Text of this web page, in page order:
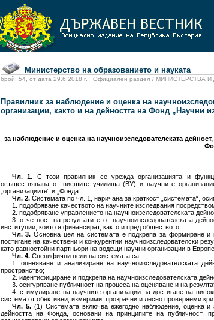
Министерство на образованието и науката
брой: 54, от дата 29.6.2018 г. Официален раздел / МИНИСТЕРСТВА
Правилник за наблюдение и оценка на
организации, както и на дейността на Фонд „Научни
за наблюдение и оценка на научноизследователската
Чл. 1. С този правилник се урежда организацията и
осъществявана от висшите училища (ВУ) и научните
„организациите“ и „Фонда“.
Чл. 2. Системата по чл. 1, наричана за краткост „системата“,
1. подобряване качеството на научните изследвания
2. подобряване управлението на научноизследователската
3. отчетност на резултатите от научноизследователската
институции, които я финансират, както и пред обществото.
Чл. 3.Основна цел на системата е подкрепа за формиране и
постигане на качествени и конкурентни научноизследователски
като равностойни партньори на водещи научни организации в
Чл. 4. Специфични цели на системата са:
1. оценяване и анализиране на научноизследователската
пространство;
2. идентифициране и подкрепа на научноизследователската
3. осигуряване публичност на процеса на оценяване и на
4. стимулиране на научните организации за достигане на
система от обективни, измерими, прозрачни и лесно проверяеми
Чл. 5. (1) Системата включва ежегодно наблюдение, оценка и
дейността на Фонда, основани на принципите на публичност,